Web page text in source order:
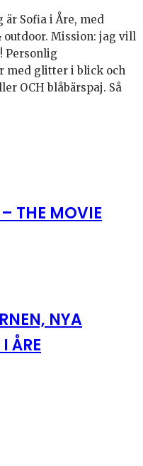
är Sofia i Åre, med
Mission: jag vill
Personlig
med glitter i blick och
OCH blåbärspaj. Så
THE MOVIE
NYA
ÅRE